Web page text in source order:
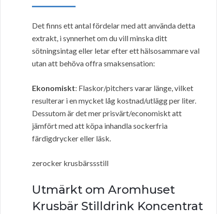
Det finns ett antal fördelar med att använda detta
extrakt, i synnerhet om du vill minska ditt
sötningsintag eller letar efter ett hälsosammare val
utan att behöva offra smaksensation:
Ekonomiskt: Flaskor/pitchers varar länge, vilket
resulterar i en mycket låg kostnad/utlägg per liter.
Dessutom är det mer prisvärt/economiskt att
jämfört med att köpa inhandla sockerfria
färdigdrycker eller läsk.
zerocker krusbärssstill
Utmärkt om Aromhuset
Krusbär Stilldrink Koncentrat